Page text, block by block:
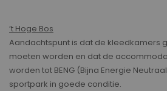
’t Hoge Bos
Aandachtspunt is dat de kleedkamers
moeten worden en dat de
worden tot BENG (Bijna Energie
sportpark in goede conditie.